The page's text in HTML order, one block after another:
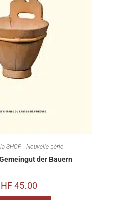
SHCF - Nouvelle série
der Bauern
45.00